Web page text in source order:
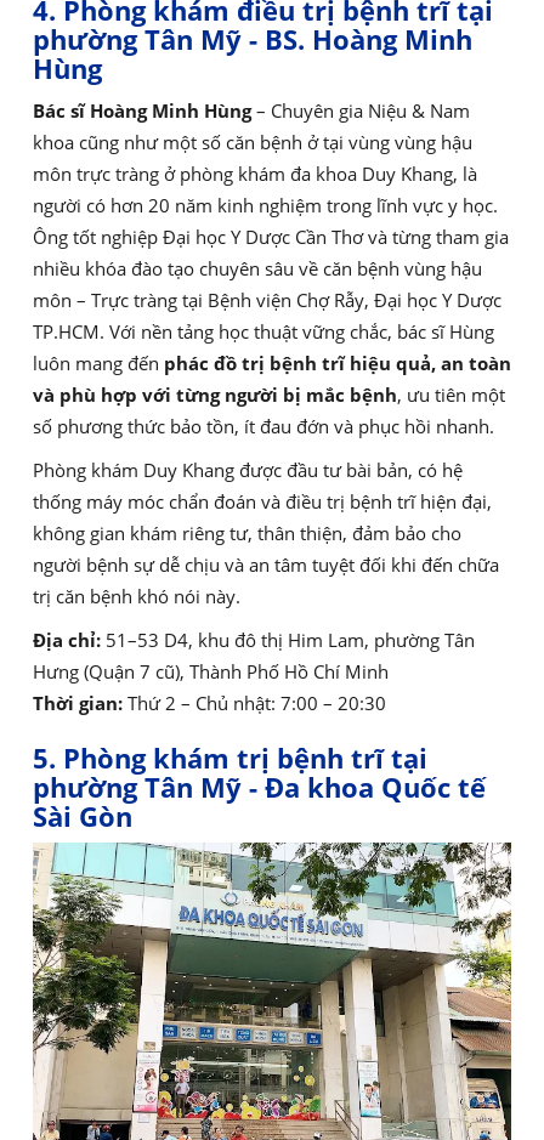
4. Phòng khám điều trị bệnh trĩ tại
phường Tân Mỹ - BS. Hoàng Minh
Hùng
Bác sĩ Hoàng Minh Hùng– Chuyên gia Niệu & Nam
khoa cũng như một số căn bệnh ở tại vùng vùng hậu
môn trực tràng ở phòng khám đa khoa Duy Khang, là
người có hơn 20 năm kinh nghiệm trong lĩnh vực y học.
Ông tốt nghiệp Đại học Y Dược Cần Thơ và từng tham gia
nhiều khóa đào tạo chuyên sâu về căn bệnh vùng hậu
môn – Trực tràng tại Bệnh viện Chợ Rẫy, Đại học Y Dược
TP.HCM. Với nền tảng học thuật vững chắc, bác sĩ Hùng
luôn mang đến phác đồ trị bệnh trĩ hiệu quả, an toàn
và phù hợp với từng người bị mắc bệnh, ưu tiên một
số phương thức bảo tồn, ít đau đớn và phục hồi nhanh.
Phòng khám Duy Khang được đầu tư bài bản, có hệ
thống máy móc chẩn đoán và điều trị bệnh trĩ hiện đại,
không gian khám riêng tư, thân thiện, đảm bảo cho
người bệnh sự dễ chịu và an tâm tuyệt đối khi đến chữa
trị căn bệnh khó nói này.
Địa chỉ: 51–53 D4, khu đô thị Him Lam, phường Tân
Hưng (Quận 7 cũ), Thành Phố Hồ Chí Minh
Thời gian: Thứ 2 – Chủ nhật: 7:00 – 20:30
5. Phòng khám trị bệnh trĩ tại
phường Tân Mỹ - Đa khoa Quốc tế
Sài Gòn